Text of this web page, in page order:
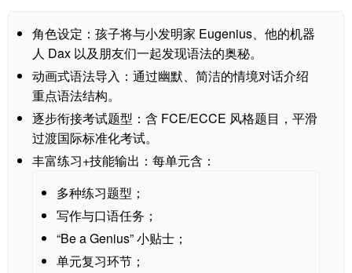
角色设定：孩子将与小发明家 Eugenius、他的机器
人 Dax 以及朋友们一起发现语法的奥秘。
动画式语法导入：通过幽默、简洁的情境对话介绍
重点语法结构。
逐步衔接考试题型：含 FCE/ECCE 风格题目，平滑
过渡国际标准化考试。
丰富练习+技能输出：每单元含：
多种练习题型；
写作与口语任务；
“Be a Genius” 小贴士；
单元复习环节；